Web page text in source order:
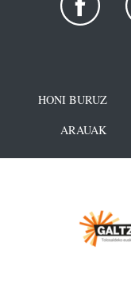
HONI BURUZ
ARAUAK